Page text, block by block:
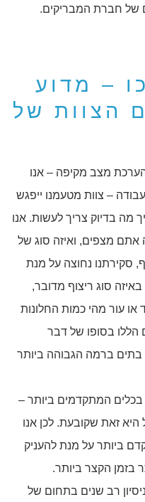
של חברת המבריקים.
– מדוע
הצוות של
מצב מקיפה – אנו
– צוות מטעמנו ייפגש
מה בדיוק צריך לעשות. אנו
אתם מצפים, ואיזה סוג של
סקירתנו נחוצה על מנת
סוג ריצוף מדובר,
עור מהי כמות החלונות
הללו בסופו של דבר
בתים ברמה הגבוהה ביותר
המתקדמים ביותר –
היא זאת שקובעת. לכן אנו
ביותר על מנת להעניק
בזמן הקצר ביותר.
ניסיון רב שנים בתחום של